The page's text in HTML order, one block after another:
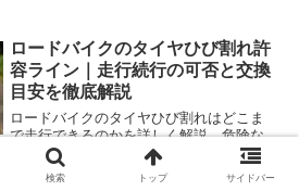
ロードバイクのタイヤひび割れ許
容ライン｜走行続行の可否と交換
目安を徹底解説
ロードバイクのタイヤひび割れはどこま
で走行できるのかを詳しく解説。危険な
症状の見極め方や交換の判断基準、予防
策まで分かりやすくまとめています。
検索 トップ サイドバー